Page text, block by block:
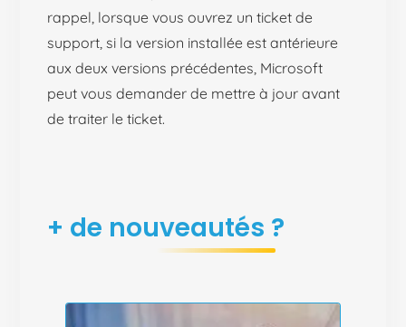
rappel, lorsque vous ouvrez un ticket de
support, si la version installée estantérieure
aux deux versions précédentes, Microsoft
peut vous demanderde mettre à jour avant
de traiter le ticket.
+ de nouveautés ?